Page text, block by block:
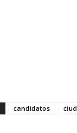
candidatos